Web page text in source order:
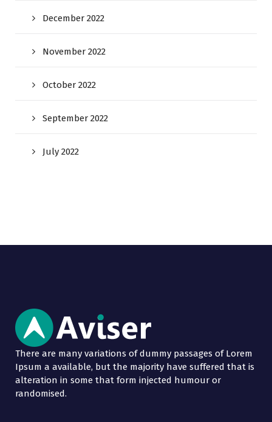
December 2022
November 2022
October 2022
September 2022
July 2022
There are many variations of dummy passages of Lorem
Ipsum a available, but the majority have suffered that is
alteration in some that form injected humour or
randomised.